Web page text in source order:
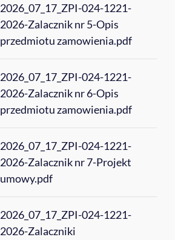
2026_07_17_ZPI-024-1221-
2026-Zalacznik nr 5-Opis
przedmiotu zamowienia.pdf
2026_07_17_ZPI-024-1221-
2026-Zalacznik nr 6-Opis
przedmiotu zamowienia.pdf
2026_07_17_ZPI-024-1221-
2026-Zalacznik nr 7-Projekt
umowy.pdf
2026_07_17_ZPI-024-1221-
2026-Zalaczniki